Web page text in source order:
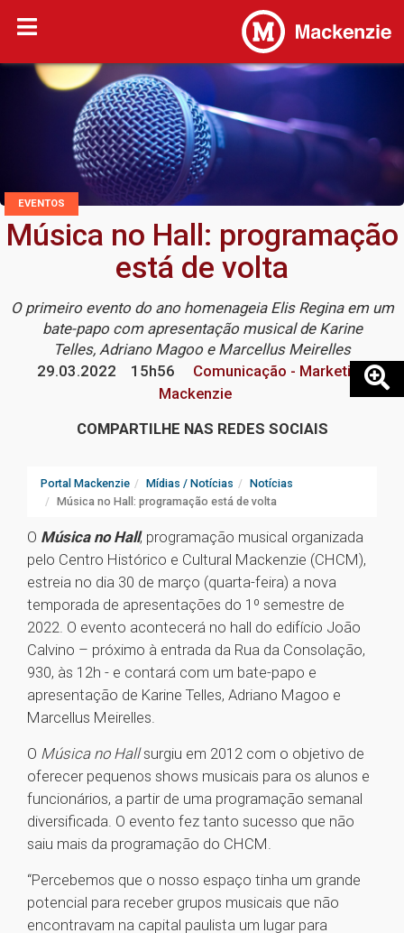
EVENTOS
Música no Hall: programação
está de volta
O primeiro evento do ano homenageia Elis Regina em um
bate-papo com apresentação musical de Karine
Telles, Adriano Magoo e Marcellus Meirelles
29.03.2022
15h56
Comunicação - Marketing
Mackenzie
COMPARTILHE NAS REDES SOCIAIS
Portal Mackenzie Mídias / Notícias
Notícias
Música no Hall: programação está de volta
O Música no Hall, programação musical organizada
pelo Centro Histórico e Cultural Mackenzie (CHCM),
estreia no dia 30 de março (quarta-feira) a nova
temporada de apresentações do 1º semestre de
2022. O evento acontecerá no hall do edifício João
Calvino – próximo à entrada da Rua da Consolação,
930, às 12h - e contará com um bate-papo e
apresentação de Karine Telles, Adriano Magoo e
Marcellus Meirelles.
O Música no Hallsurgiu em 2012 com o objetivo de
oferecer pequenos shows musicais para os alunos e
funcionários, a partir de uma programação semanal
diversificada. O evento fez tanto sucesso que não
saiu mais da programação do CHCM.
“Percebemos que o nosso espaço tinha um grande
potencial para receber grupos musicais que não
encontravam na capital paulista um lugar para